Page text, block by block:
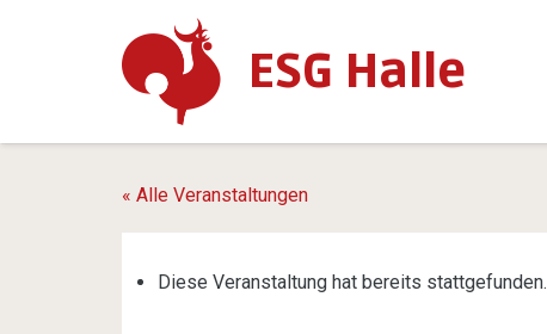
ESG Halle
« Alle Veranstaltungen
Diese Veranstaltung hat bereits stattgefunden.